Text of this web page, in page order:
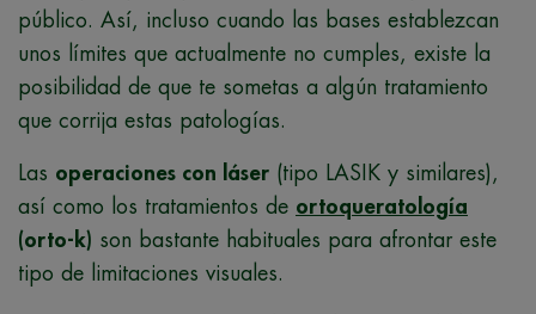
público. Así, incluso cuando las bases establezcan
unos límites que actualmente no cumples, existe la
posibilidad de que te sometas a algún tratamiento
que corrija estas patologías.
Las operaciones con láser (tipo LASIK y similares),
así como los tratamientos de ortoqueratología
(orto-k) son bastante habituales para afrontar este
tipo de limitaciones visuales.